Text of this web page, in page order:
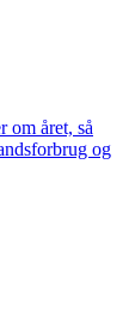
om året, så
og